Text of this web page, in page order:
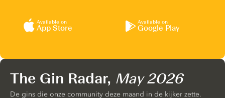
Available on
App Store
Available on
Google Play
The Gin Radar, May 2026
De gins die onze community deze maand in de kijker zette.